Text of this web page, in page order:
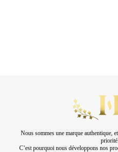
Nous sommes une marque authentique,
priorité.
C’est pourquoi nous développons nos